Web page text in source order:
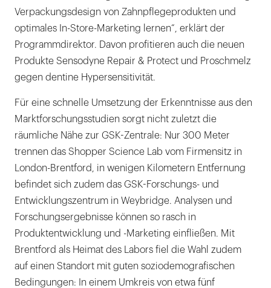
Verpackungsdesign von Zahnpflegeprodukten und
optimales In-Store-Marketing lernen“, erklärt der
Programmdirektor. Davon profitieren auch die neuen
Produkte Sensodyne Repair & Protect und Proschmelz
gegen dentine Hypersensitivität.
Für eine schnelle Umsetzung der Erkenntnisse aus den
Marktforschungsstudien sorgt nicht zuletzt die
räumliche Nähe zur GSK-Zentrale: Nur 300 Meter
trennen das Shopper Science Lab vom Firmensitz in
London-Brentford, in wenigen Kilometern Entfernung
befindet sich zudem das GSK-Forschungs- und
Entwicklungszentrum in Weybridge. Analysen und
Forschungsergebnisse können so rasch in
Produktentwicklung und -Marketing einfließen. Mit
Brentford als Heimat des Labors fiel die Wahl zudem
auf einen Standort mit guten soziodemografischen
Bedingungen: In einem Umkreis von etwa fünf